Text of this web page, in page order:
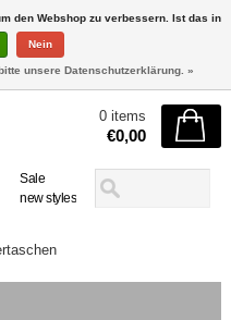
Sale
new styles
0 items
€0,00
den Webshop zu verbessern. Ist das in
Nein
unsere Datenschutzerklärung. »